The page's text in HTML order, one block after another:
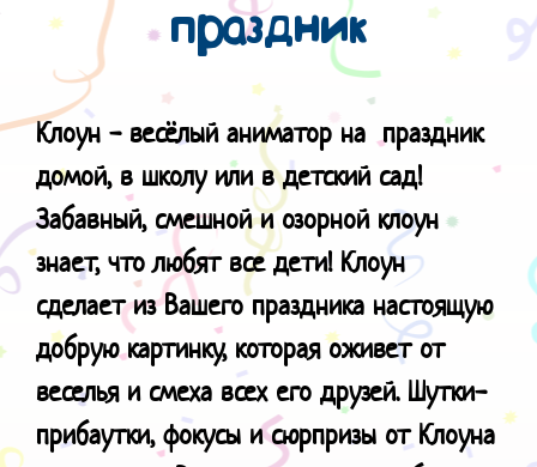
праздник
Клоун - весёлый аниматор на праздник
домой, в школу или в детский сад!
Забавный, смешной и озорной клоун
знает, что любят все дети! Клоун
сделает из Вашего праздника настоящую
добрую картинку, которая оживет от
веселья и смеха всех его друзей. Шутки-
прибаутки, фокусы и сюрпризы от Клоуна